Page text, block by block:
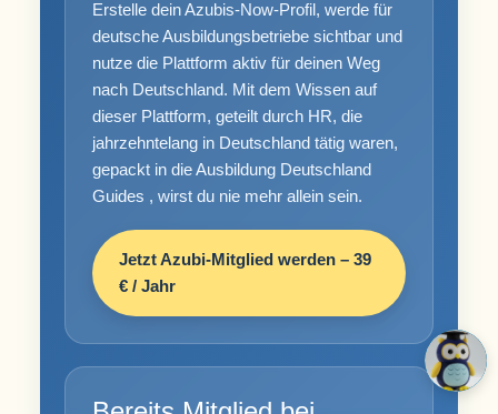
Erstelle dein Azubis-Now-Profil, werde für
deutsche Ausbildungsbetriebe sichtbar und
nutze die Plattform aktiv für deinen Weg
nach Deutschland. Mit dem Wissen auf
dieser Plattform, geteilt durch HR, die
jahrzehntelang in Deutschland tätig waren,
gepackt in die Ausbildung Deutschland
Guides , wirst du nie mehr allein sein.
Jetzt Azubi-Mitglied werden – 39
€ / Jahr